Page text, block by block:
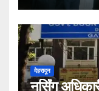
देहरादून
नर्सिंग